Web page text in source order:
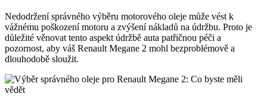
Nedodržení správného výběru motorového oleje může vést k
vážnému poškození motoru a zvýšení nákladů na údržbu. Proto je
důležité věnovat tento aspekt údržbě auta patřičnou péči a
pozornost, aby váš Renault Megane 2 mohl bezproblémově a
dlouhodobě sloužit.